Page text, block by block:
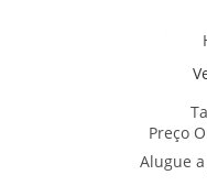
Preço
Alugue